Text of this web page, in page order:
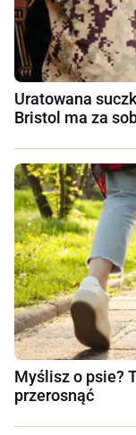
Uratowana
Bristol ma za
Myślisz o psie?
przerosnąć